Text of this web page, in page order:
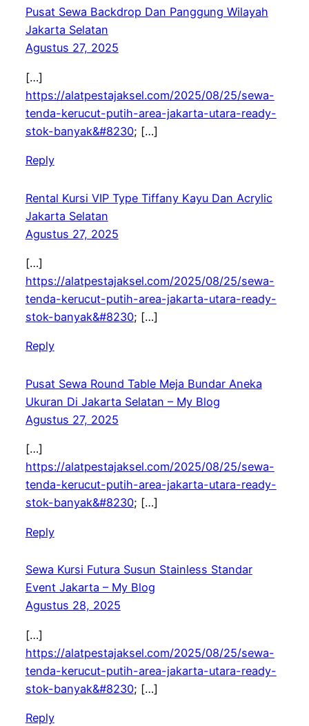
Pusat Sewa Backdrop Dan Panggung Wilayah
Jakarta Selatan
Agustus 27, 2025
[…]
https://alatpestajaksel.com/2025/08/25/sewa-
tenda-kerucut-putih-area-jakarta-utara-ready-
stok-banyak&#8230; […]
Reply
Rental Kursi VIP Type Tiffany Kayu Dan Acrylic
Jakarta Selatan
Agustus 27, 2025
[…]
https://alatpestajaksel.com/2025/08/25/sewa-
tenda-kerucut-putih-area-jakarta-utara-ready-
stok-banyak&#8230; […]
Reply
Pusat Sewa Round Table Meja Bundar Aneka
Ukuran Di Jakarta Selatan – My Blog
Agustus 27, 2025
[…]
https://alatpestajaksel.com/2025/08/25/sewa-
tenda-kerucut-putih-area-jakarta-utara-ready-
stok-banyak&#8230; […]
Reply
Sewa Kursi Futura Susun Stainless Standar
Event Jakarta – My Blog
Agustus 28, 2025
[…]
https://alatpestajaksel.com/2025/08/25/sewa-
tenda-kerucut-putih-area-jakarta-utara-ready-
stok-banyak&#8230; […]
Reply